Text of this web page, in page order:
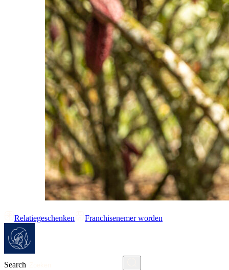
Relatiegeschenken Franchisenemer worden
Search